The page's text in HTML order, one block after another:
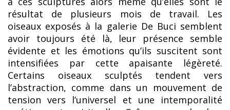
résultat de plusieurs mois de travail. Les
oiseaux exposés à la galerie De Buci semblent
avoir toujours été là, leur présence semble
évidente et les émotions qu’ils suscitent sont
intensifiées par cette apaisante légèreté.
Certains oiseaux sculptés tendent vers
l’abstraction, comme dans un mouvement de
tension vers l’universel et une intemporalité